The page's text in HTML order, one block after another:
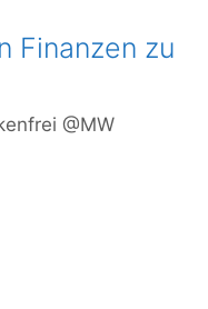
Finanzen zu
@MW